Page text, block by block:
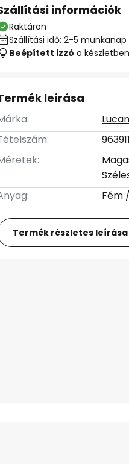
információk
Raktáron
Szállítási idő: 2-5 munkanap
Beépített izzó a készletben
leírása
Fém
Termék részletes leírása